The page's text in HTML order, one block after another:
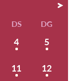
DS DG
4 5
11 12